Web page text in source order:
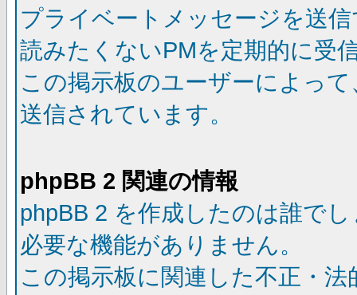
プライベートメッセージを送
読みたくないPMを定期的に受
この掲示板のユーザーによっ
送信されています。
phpBB 2 関連の情報
phpBB 2 を作成したのは誰で
必要な機能がありません。
この掲示板に関連した不正・